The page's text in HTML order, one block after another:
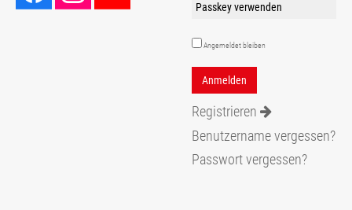
Passkey verwenden
Angemeldet bleiben
Registrieren
Benutzername vergessen?
Passwort vergessen?